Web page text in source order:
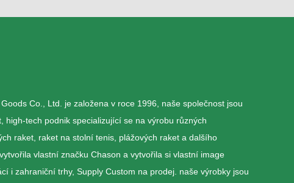
Co., Ltd. je založena v roce 1996, naše společnost jsou
high-tech podnik specializující se na výrobu různých
raket, raket na stolní tenis, plážových raket a dalšího
vlastní značku Chason a vytvořila si vlastní image
i zahraniční trhy, Supply Custom na prodej. naše výrobky jsou